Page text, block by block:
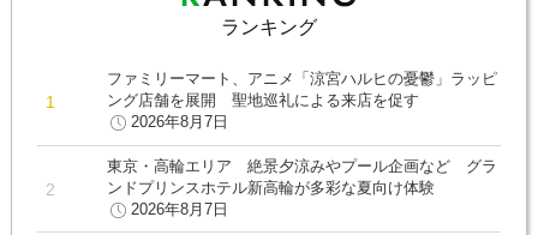
ランキング
ファミリーマート、アニメ「涼宮ハルヒの憂鬱」ラッピ
ング店舗を展開 聖地巡礼による来店を促す
2026年8月7日
東京・高輪エリア 絶景夕涼みやプール企画など グラ
ンドプリンスホテル新高輪が多彩な夏向け体験
2026年8月7日